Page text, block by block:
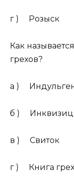
г ) Розыск
Как
грехов?
а )
б )
в ) Свиток
г ) Книга